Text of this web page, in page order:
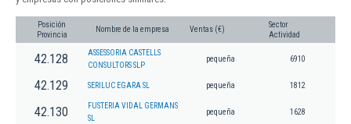
Posición
Provincia
Nombre de la empresa Ventas (€)
Sector
Actividad
42.128
ASSESSORIA CASTELLS
CONSULTORS SLP
pequeña 6910
42.129 SERILUC EGARA SL pequeña 1812
42.130
FUSTERIA VIDAL GERMANS
SL
pequeña 1628